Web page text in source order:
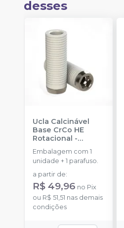
desses
Ucla Calcinável
Base CrCo HE
Rotacional -
Embalagem com 1
unidade + 1 parafuso.
a partir de:
R$ 49,96 no Pix
ou R$ 51,51 nas demais
condições